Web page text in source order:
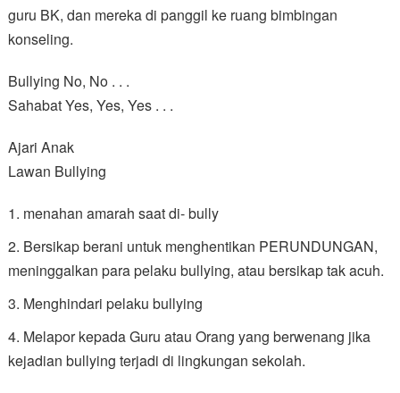
guru BK, dan mereka di panggil ke ruang bimbingan
konseling.
Bullying No, No . . .
Sahabat Yes, Yes, Yes . . .
Ajari Anak
Lawan Bullying
menahan amarah saat di- bully
Bersikap berani untuk menghentikan PERUNDUNGAN,
meninggalkan para pelaku bullying, atau bersikap tak acuh.
Menghindari pelaku bullying
Melapor kepada Guru atau Orang yang berwenang jika
kejadian bullying terjadi di lingkungan sekolah.